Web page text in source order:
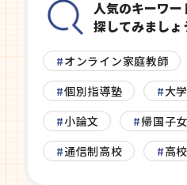
人気のキーワー
探してみましょ
オンライン家庭教師
個別指導塾
大
小論文
帰国子女
通信制高校
高